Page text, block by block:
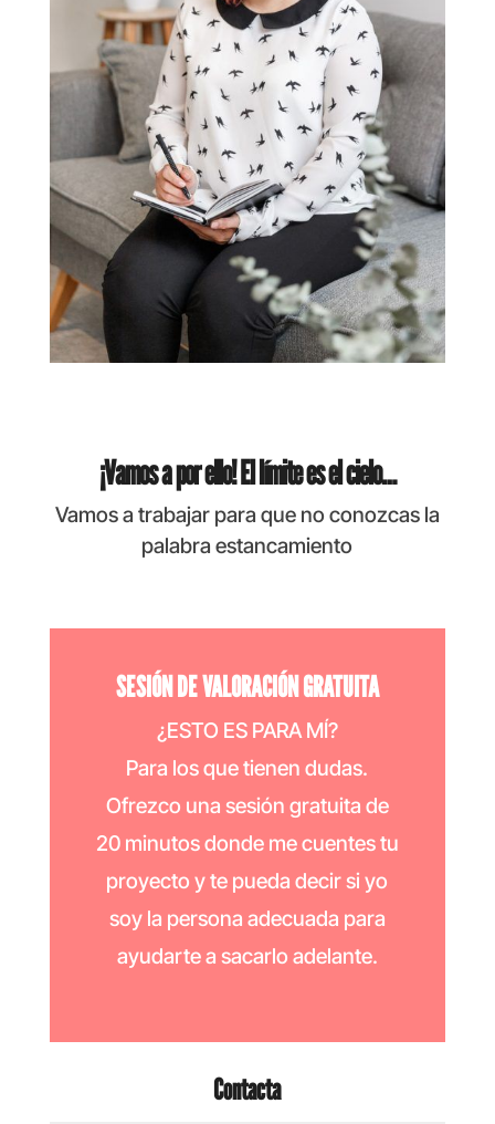
¡Vamos a por ello! El límite es el cielo…
Vamos a trabajar para que no conozcas la
palabra estancamiento
SESIÓN DE VALORACIÓN GRATUITA
¿ESTO ES PARA MÍ?
Para los que tienen dudas.
Ofrezco una sesión gratuita de
20 minutos donde me cuentes tu
proyecto y te pueda decir si yo
soy la persona adecuada para
ayudarte a sacarlo adelante.
Contacta